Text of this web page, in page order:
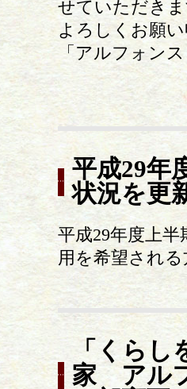
せていただき
よろしくお願
「アルフォン
平成29年
状況を更
平成29年度上
用を希望され
「くら
家 アル